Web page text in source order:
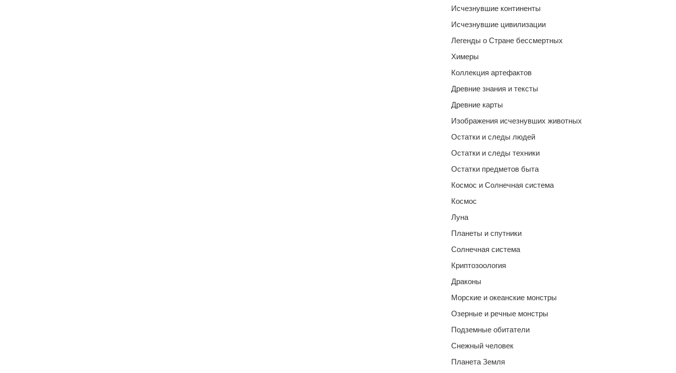
Исчезнувшие континенты
Исчезнувшие цивилизации
Легенды о Стране бессмертных
Химеры
Коллекция артефактов
Древние знания и тексты
Древние карты
Изображения исчезнувших животных
Остатки и следы людей
Остатки и следы техники
Остатки предметов быта
Космос и Солнечная система
Космос
Луна
Планеты и спутники
Солнечная система
Криптозоология
Драконы
Морские и океанские монстры
Озерные и речные монстры
Подземные обитатели
Снежный человек
Планета Земля